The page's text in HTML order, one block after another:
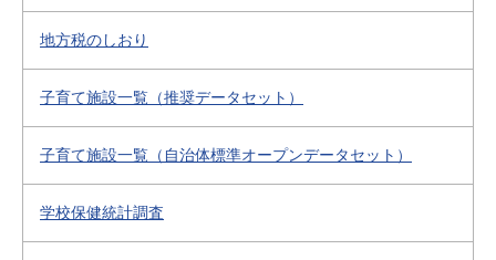
地方税のしおり
子育て施設一覧（推奨データセット）
子育て施設一覧（自治体標準オープンデータセット）
学校保健統計調査